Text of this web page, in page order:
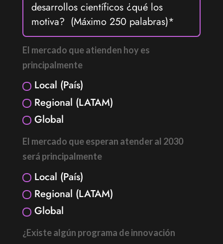
El mercado que atienden hoy es
principalmente
Local (País)
Regional (LATAM)
Global
El mercado que esperan atender al 2030
será principalmente
Local (País)
Regional (LATAM)
Global
¿Existe algún programa de innovación